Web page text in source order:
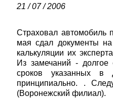
21 / 07 / 2006
Страховал
мая сдал документы
калькуляции их
Из замечаний -
сроков указанных
принципиально. .
(Воронежский филиал).